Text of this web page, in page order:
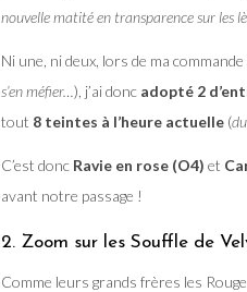
nouvelle matité en transparence sur les
Ni une, ni deux, lors de ma
s’en méfier…), j’ai donc adopté 2
tout 8 teintes à l’heure actuelle (
C’est donc Ravie en rose (O4) et
avant notre passage !
2. Zoom sur les Souffle de
Comme leurs grands frères les